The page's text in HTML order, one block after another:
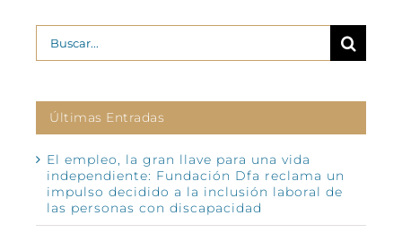
Buscar:
Últimas Entradas
El empleo, la gran llave para una vida
independiente: Fundación Dfa reclama un
impulso decidido a la inclusión laboral de
las personas con discapacidad